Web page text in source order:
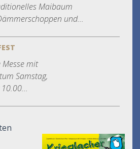
Maibaum
und...
Messe mit
Samstag,